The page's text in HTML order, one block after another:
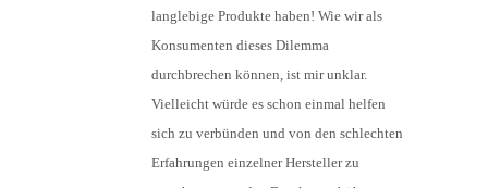
langlebige Produkte haben! Wie wir als
Konsumenten dieses Dilemma
durchbrechen können, ist mir unklar.
Vielleicht würde es schon einmal helfen
sich zu verbünden und von den schlechten
Erfahrungen einzelner Hersteller zu